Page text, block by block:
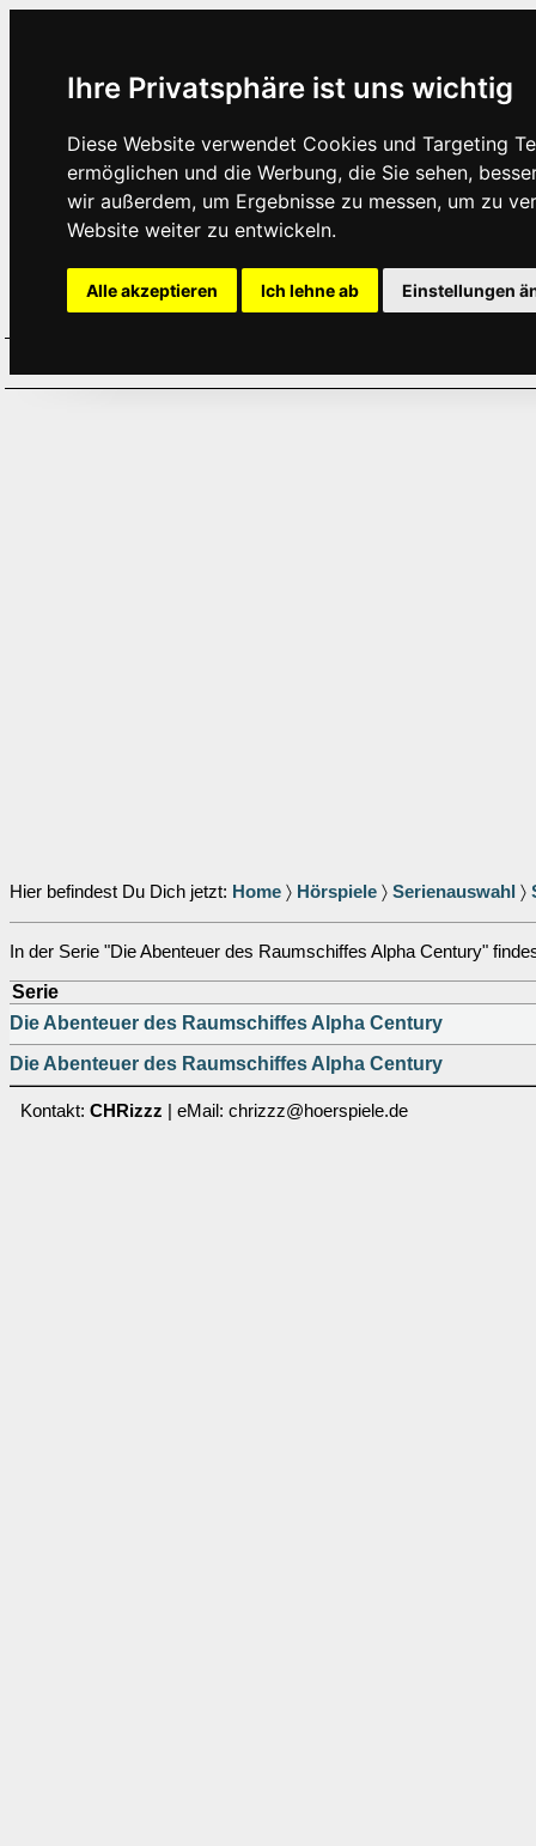
Ihre Privatsphäre ist uns wichtig
Diese Website verwendet Cookies und Targeting
ermöglichen und die Werbung, die Sie sehen,
wir außerdem, um Ergebnisse zu messen, um zu
Website weiter zu entwickeln.
Alle akzeptieren Ich lehne ab Einstellungen
Hier befindest Du Dich jetzt: Home 〉 Hörspiele 〉 Serienauswahl 〉
In der Serie "Die Abenteuer des Raumschiffes Alpha Century"
Serie
Die Abenteuer des Raumschiffes Alpha Century
Die Abenteuer des Raumschiffes Alpha Century
Kontakt: CHRizzz | eMail: chrizzz@hoerspiele.de